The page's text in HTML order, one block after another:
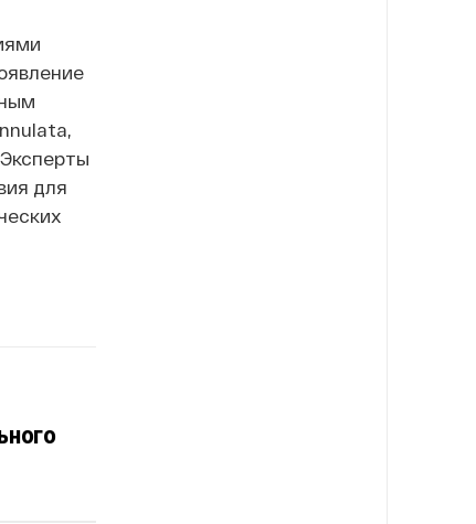
для